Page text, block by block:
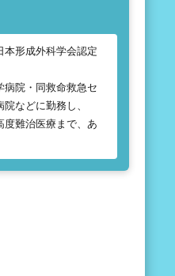
本形成外科学会認定
病院・同救命救急セ
などに勤務し、
度難治医療まで、あ